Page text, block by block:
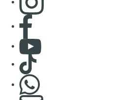
Consulter page Facebook
Consulter Youtube
Consulter TikTok